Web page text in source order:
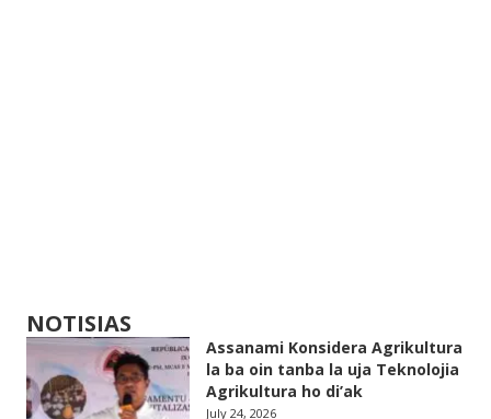
NOTISIAS
Assanami Konsidera Agrikultura
la ba oin tanba la uja Teknolojia
Agrikultura ho di’ak
July 24, 2026